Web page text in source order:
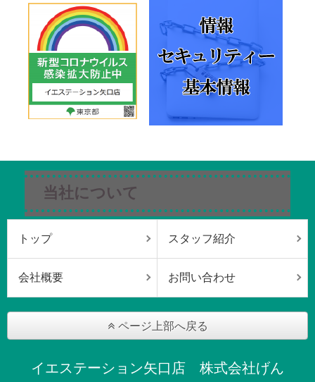
当社について
トップ スタッフ紹介
会社概要 お問い合わせ
ページ上部へ戻る
イエステーション矢口店 株式会社げん